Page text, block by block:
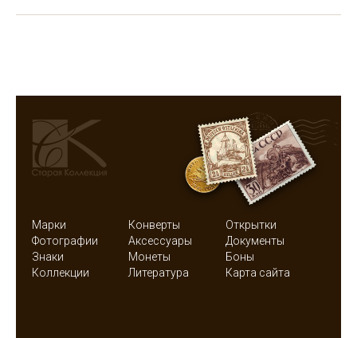
Марки Конверты
Открытки
Фотографии
Аксессуары
Документы
Знаки
Монеты
Боны
Коллекции
Литература Карта сайта